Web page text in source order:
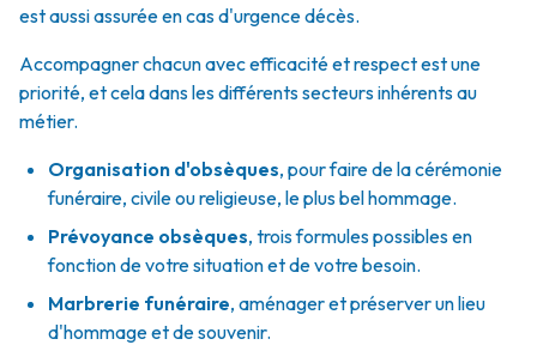
est aussi assurée en cas d'urgence décès.
Accompagner chacun avec efficacité et respect est une
priorité, et cela dans les différents secteurs inhérents au
métier.
Organisation d'obsèques, pour faire de la cérémonie
funéraire, civile ou religieuse, le plus bel hommage.
Prévoyance obsèques, trois formules possibles en
fonction de votre situation et de votre besoin.
Marbrerie funéraire, aménager et préserver un lieu
d'hommage et de souvenir.